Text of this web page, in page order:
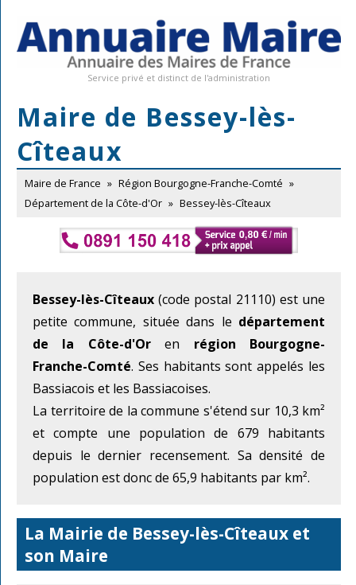
Service privé et distinct de l'administration
Maire de Bessey-lès-
Cîteaux
Maire de France » Région Bourgogne-Franche-Comté »
Département de la Côte-d'Or » Bessey-lès-Cîteaux
Bessey-lès-Cîteaux (code postal 21110) est une
petite commune, située dans le département
de la Côte-d'Oren région Bourgogne-
Franche-Comté. Ses habitants sont appelés les
Bassiacois et les Bassiacoises.
La territoire de la commune s'étend sur 10,3 km²
et compte une population de 679 habitants
depuis le dernier recensement. Sa densité de
population est donc de 65,9 habitants par km².
La Mairie de Bessey-lès-Cîteaux et
son Maire